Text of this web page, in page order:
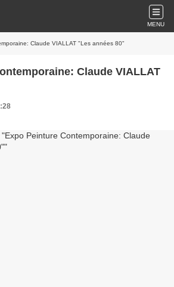
MENU
Claude VIALLAT "Les années 80"
Claude VIALLAT